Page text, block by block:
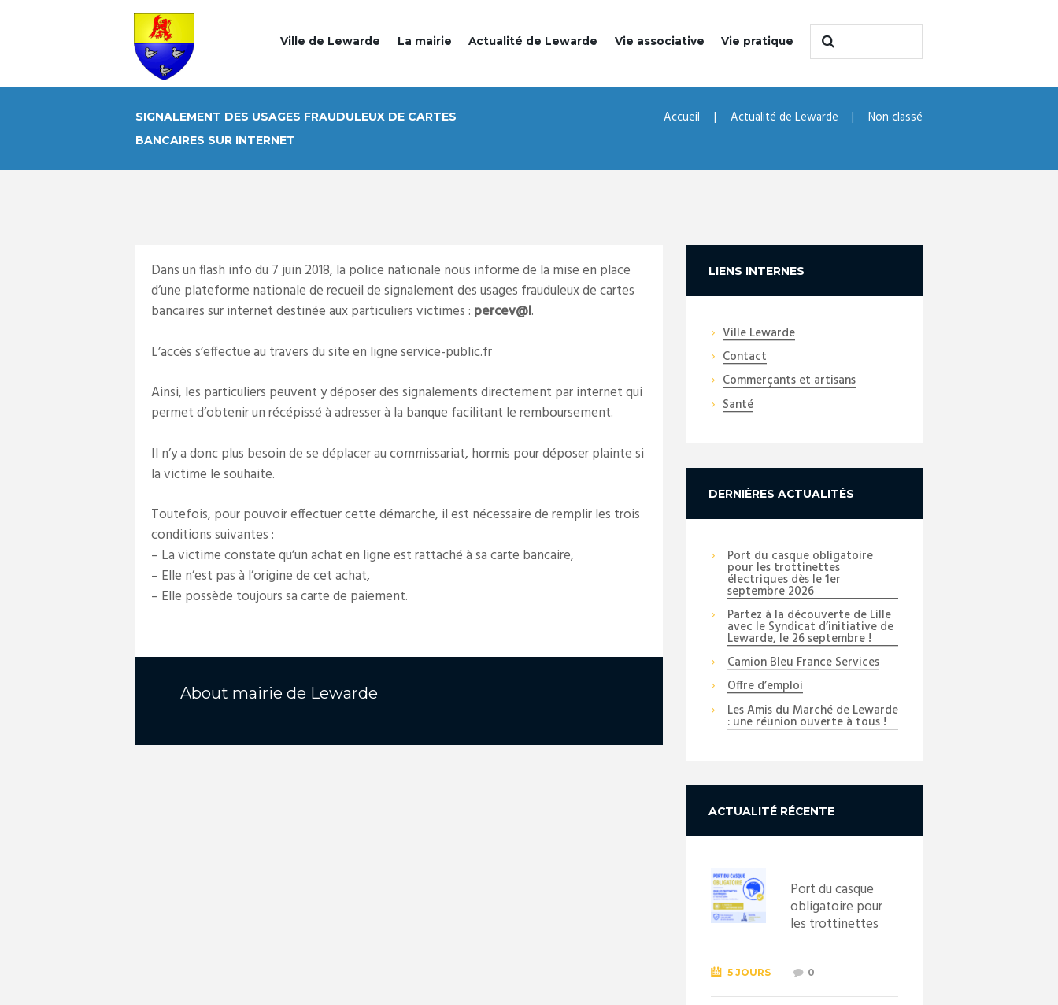
Ville de Lewarde La mairie Actualité de Lewarde Vie associative Vie pratique
SIGNALEMENT DES USAGES FRAUDULEUX DE CARTES
BANCAIRES SUR INTERNET
Accueil Actualité de Lewarde Non classé
Dans un flash info du 7 juin 2018, la police nationale nous informe de la mise en place
d’une plateforme nationale de recueil de signalement des usages frauduleux de cartes
bancaires sur internet destinée aux particuliers victimes : percev@l.
L’accès s’effectue au travers du site en ligne service-public.fr
Ainsi, les particuliers peuvent y déposer des signalements directement par internet qui
permet d’obtenir un récépissé à adresser à la banque facilitant le remboursement.
Il n’y a donc plus besoin de se déplacer au commissariat, hormis pour déposer plainte si
la victime le souhaite.
Toutefois, pour pouvoir effectuer cette démarche, il est nécessaire de remplir les trois
conditions suivantes :
– La victime constate qu’un achat en ligne est rattaché à sa carte bancaire,
– Elle n’est pas à l’origine de cet achat,
– Elle possède toujours sa carte de paiement.
About mairie de Lewarde
LIENS INTERNES
Ville Lewarde
Contact
Commerçants et artisans
Santé
DERNIÈRES ACTUALITÉS
Port du casque obligatoire
pour les trottinettes
électriques dès le 1er
septembre 2026
Partez à la découverte de Lille
avec le Syndicat d’initiative de
Lewarde, le 26 septembre !
Camion Bleu France Services
Offre d’emploi
Les Amis du Marché de Lewarde
: une réunion ouverte à tous !
ACTUALITÉ RÉCENTE
Port du casque
obligatoire pour
les trottinettes
septembre
2026
5 JOURS 0